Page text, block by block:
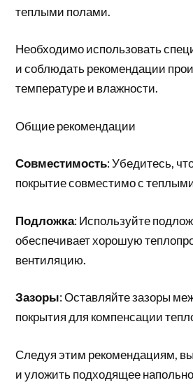
теплыми полами.
Необходимо использовать
и соблюдать рекомендации
температуре и влажности.
Общие рекомендации
Совместимость: Убедитесь,
покрытие совместимо с
Подложка: Используйте
обеспечивает хорошую
вентиляцию.
Зазоры: Оставляйте зазоры
покрытия для компенсации
Следуя этим рекомендациям,
и уложить подходящее